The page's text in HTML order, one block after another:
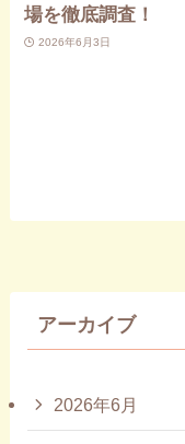
場を徹底調査！
2026年6月3日
アーカイブ
2026年6月